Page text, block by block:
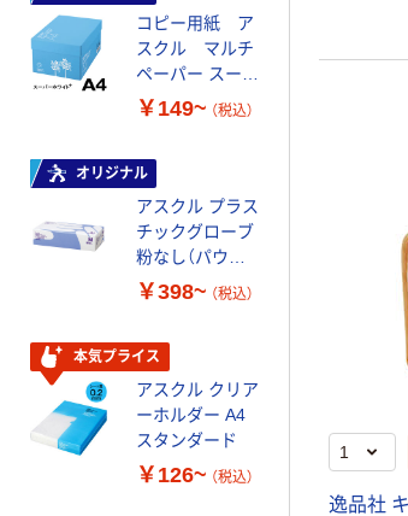
逸品社
コピー用紙 ア
スクル マルチ
ペーパー スーパ
ーホワイト+
￥149~ （税込）
オリジナル
アスクル プラス
チックグローブ
粉なし（パウダ
ーフリー）
￥398~ （税込）
本気プライス
アスクル クリア
ーホルダー A4
スタンダード
￥126~ （税込）
本気プライ